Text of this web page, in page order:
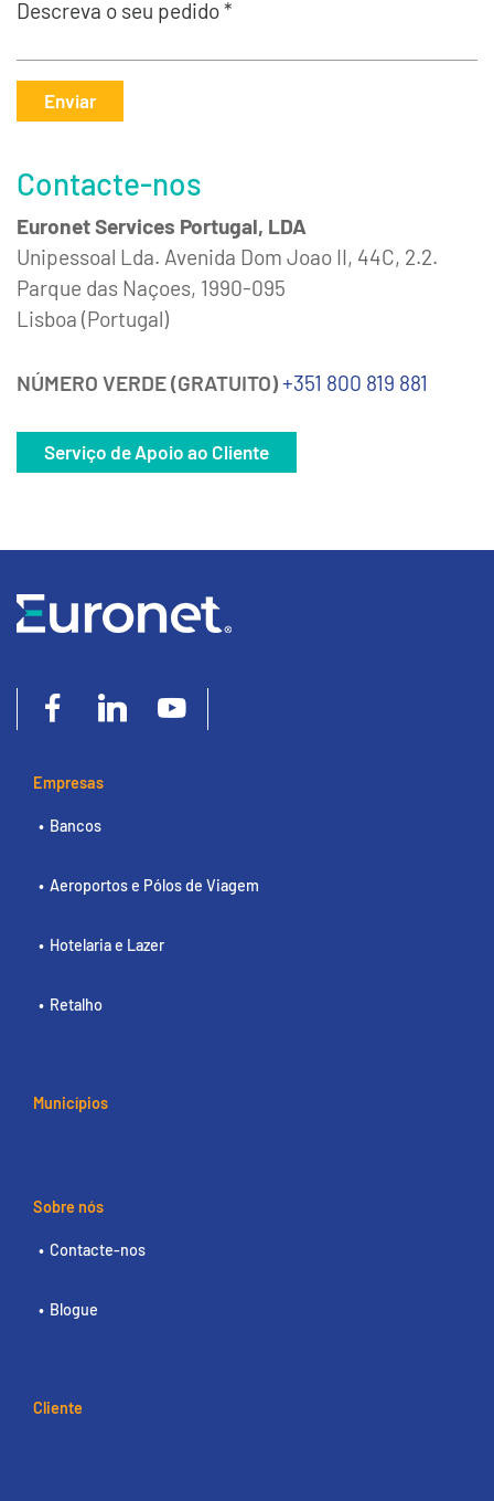
Descreva o seu pedido *
Enviar
Contacte-nos
Euronet Services Portugal, LDA
Unipessoal Lda. Avenida Dom Joao II, 44C, 2.2.
Parque das Naçoes, 1990-095
Lisboa (Portugal)
NÚMERO VERDE (GRATUITO)+351 800 819 881
Serviço de Apoio ao Cliente
Empresas
Bancos
Aeroportos e Pólos de Viagem
Hotelaria e Lazer
Retalho
Municípios
Sobre nós
Contacte-nos
Blogue
Cliente